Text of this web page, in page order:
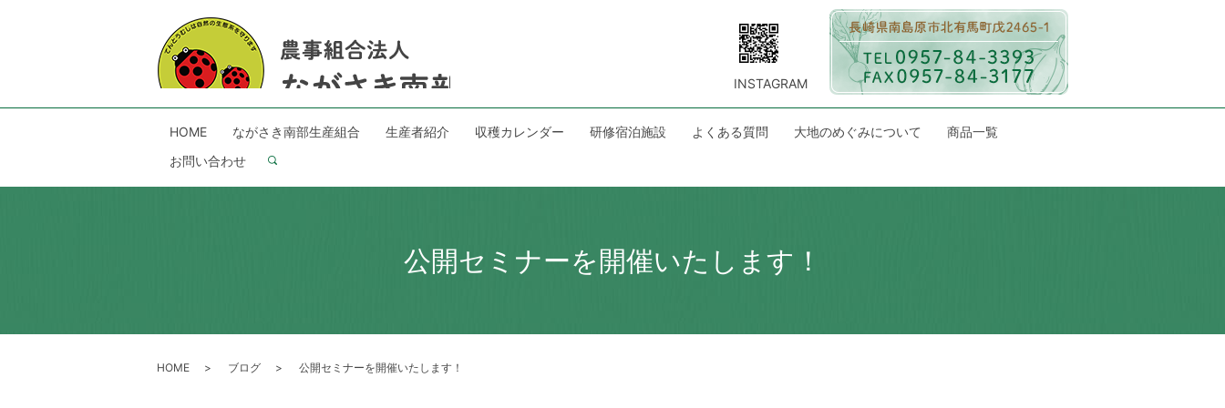
HOME ながさき南部生産組合 生産者紹介 収穫カレンダー 研修宿泊施設 よくある質問 大地のめぐみについて
商品一覧
お問い合わせ
search
INSTAGRAM
公開セミナーを開催いたします！
HOME ブログ 公開セミナーを開催いたします！